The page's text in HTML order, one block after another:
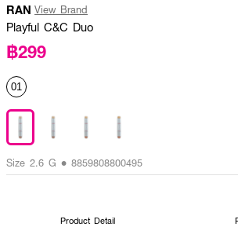
RAN View Brand
Playful C&C Duo
฿299
01
Size 2.6 G • 8859808800495
Product Detail